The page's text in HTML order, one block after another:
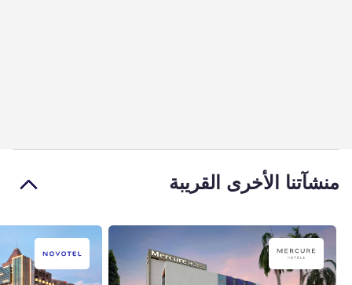
منشآتنا الأخرى القريبة